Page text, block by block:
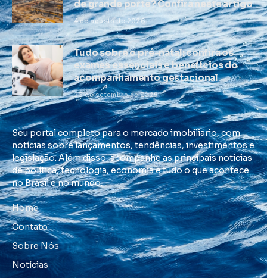
de grande porte? Confira neste artigo
4 de agosto de 2026
Tudo sobre o pré-natal: confira os
exames essenciais e benefícios do
acompanhamento gestacional
26 de setembro de 2025
Seu portal completo para o mercado imobiliário, com
notícias sobre lançamentos, tendências, investimentos e
legislação. Além disso, acompanhe as principais notícias
de política, tecnologia, economia e tudo o que acontece
no Brasil e no mundo.
Home
Contato
Sobre Nós
Notícias